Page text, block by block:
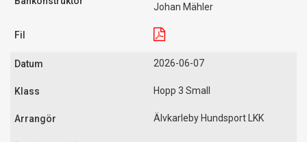
Johan Mähler
2026-06-07
Hopp 3 Small
Älvkarleby Hundsport LKK